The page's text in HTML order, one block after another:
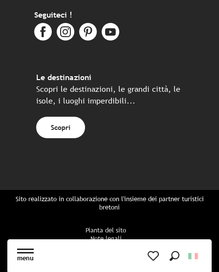
menu
Seguiteci !
Le destinazioni
Scopri le destinazioni, le grandi città, le
isole, i luoghi imperdibili...
Scopri
Sito realizzato in collaborazione con l'insieme dei partner turistici
bretoni
Pianta del sito
Note legali